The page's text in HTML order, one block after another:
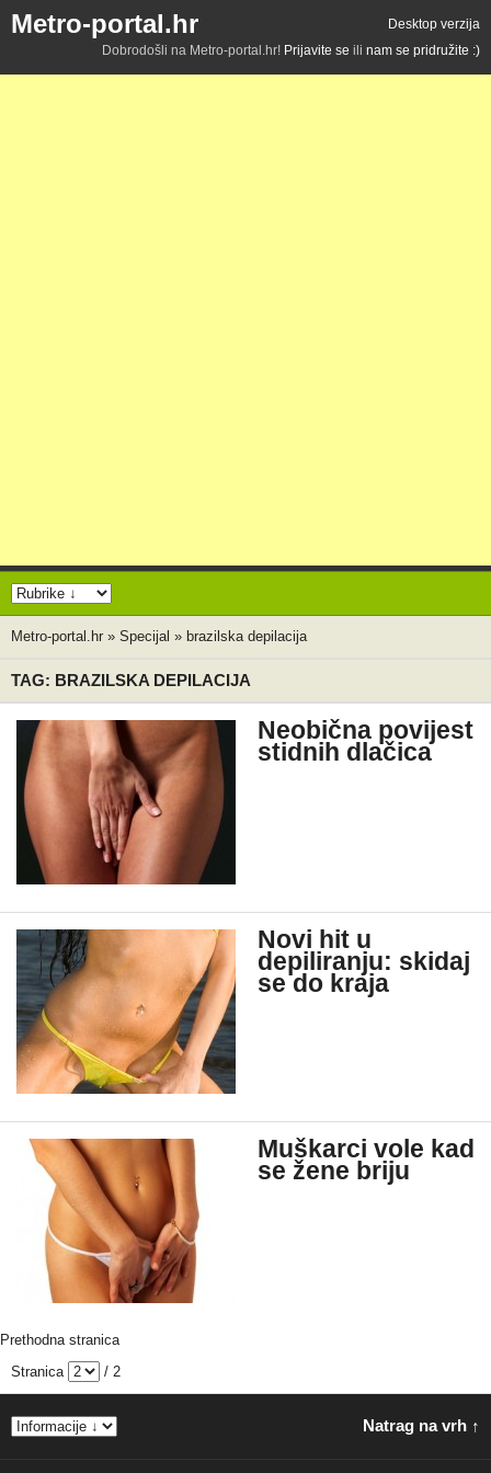
Metro-portal.hr
Desktop verzija
Dobrodošli na Metro-portal.hr! Prijavite se ili nam se pridružite :)
Metro-portal.hr » Specijal » brazilska depilacija
TAG: BRAZILSKA DEPILACIJA
Neobična povijest
stidnih dlačica
Novi hit u
depiliranju: skidaj
se do kraja
Muškarci vole kad
se žene briju
Prethodna stranica
Stranica
/ 2
Natrag na vrh ↑